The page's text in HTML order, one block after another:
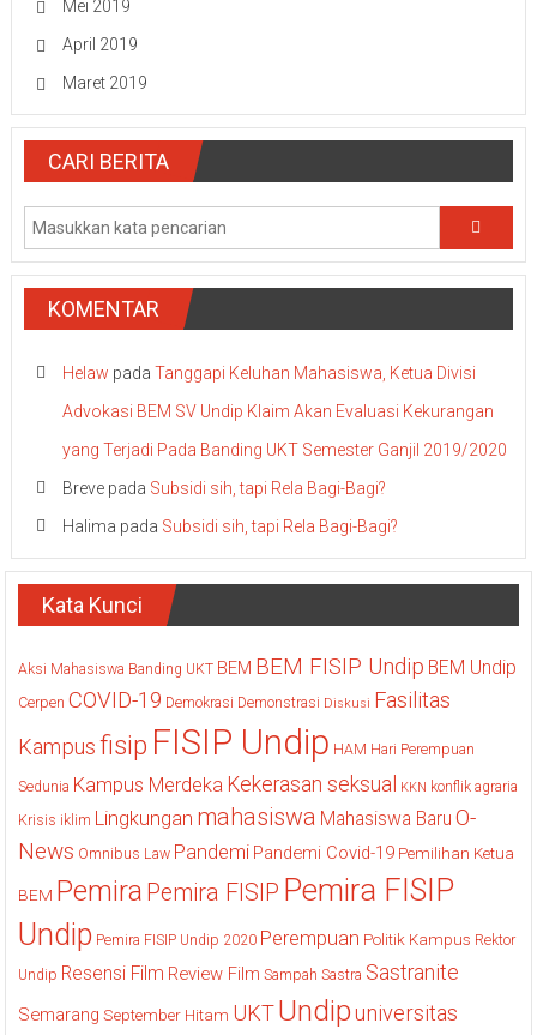
Mei 2019
April 2019
Maret 2019
CARI BERITA
KOMENTAR
Helaw pada Tanggapi Keluhan Mahasiswa, Ketua Divisi
Advokasi BEM SV Undip Klaim Akan Evaluasi Kekurangan
yang Terjadi Pada Banding UKT Semester Ganjil 2019/2020
Brevepada Subsidi sih, tapi Rela Bagi-Bagi?
Halima pada Subsidi sih, tapi Rela Bagi-Bagi?
Kata Kunci
Aksi Mahasiswa Banding UKT BEM BEM FISIP Undip BEM Undip
Cerpen COVID-19 Demokrasi Demonstrasi Diskusi Fasilitas
Kampus fisip FISIP Undip HAM Hari Perempuan
Sedunia Kampus Merdeka Kekerasan seksual KKN konflik agraria
Krisis iklim Lingkungan mahasiswa Mahasiswa Baru O-
News Omnibus Law Pandemi Pandemi Covid-19 Pemilihan Ketua
BEM Pemira Pemira FISIP Pemira FISIP
Undip Pemira FISIP Undip 2020 Perempuan Politik Kampus Rektor
Undip Resensi Film Review Film Sampah Sastra Sastranite
Semarang September Hitam UKTUndipuniversitas